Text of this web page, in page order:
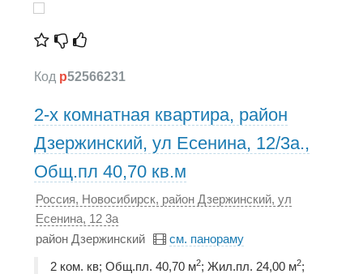
Код p52566231
2-х комнатная квартира, район
Дзержинский, ул Есенина, 12/3а.,
Общ.пл 40,70 кв.м
Россия, Новосибирск, район Дзержинский, ул
Есенина, 12 3а
район Дзержинский
см. панораму
2 ком. кв; Общ.пл. 40,70 м2; Жил.пл. 24,00 м2;